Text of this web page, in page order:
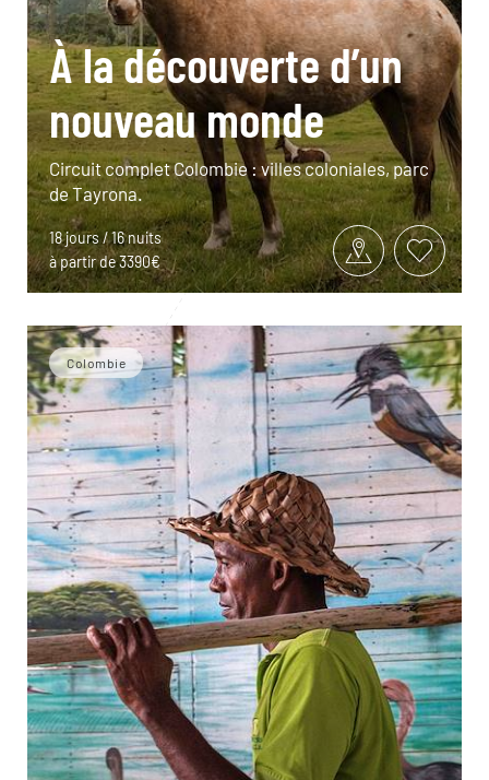
À la découverte d’un
nouveau monde
Circuit complet Colombie : villes coloniales, parc
de Tayrona.
18 jours / 16 nuits
à partir de 3390€
Colombie